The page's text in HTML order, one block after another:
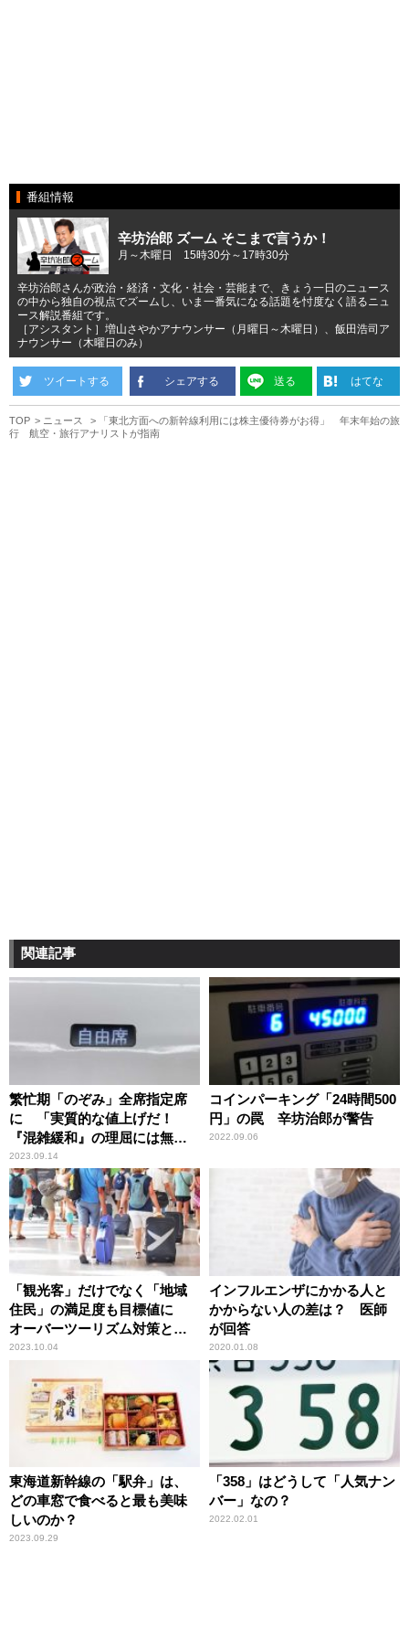
番組情報
辛坊治郎 ズーム そこまで言うか！
月～木曜日 15時30分～17時30分
辛坊治郎さんが政治・経済・文化・社会・芸能まで、きょう一日のニュース
の中から独自の視点でズームし、いま一番気になる話題を忖度なく語るニュ
ース解説番組です。
［アシスタント］増山さやかアナウンサー（月曜日～木曜日）、飯田浩司ア
ナウンサー（木曜日のみ）
ツイートする シェアする 送る はてな
TOP ニュース
「東北方面への新幹線利用には株主優待券がお得」 年末年始の旅
行 航空・旅行アナリストが指南
関連記事
繁忙期「のぞみ」全席指定席
に 「実質的な値上げだ！
『混雑緩和』の理屈には無理
がある」辛坊治郎が憤慨
2023.09.14
コインパーキング「24時間500
円」の罠 辛坊治郎が警告
2022.09.06
「観光客」だけでなく「地域
住民」の満足度も目標値に
オーバーツーリズム対策と課
題
2023.10.04
インフルエンザにかかる人と
かからない人の差は？ 医師
が回答
2020.01.08
東海道新幹線の「駅弁」は、
どの車窓で食べると最も美味
しいのか？
2023.09.29
「358」はどうして「人気ナン
バー」なの？
2022.02.01